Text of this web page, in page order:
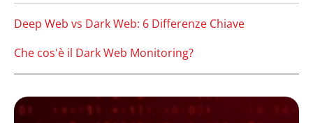
Deep Web vs Dark Web: 6 Differenze Chiave
Che cos'è il Dark Web Monitoring?